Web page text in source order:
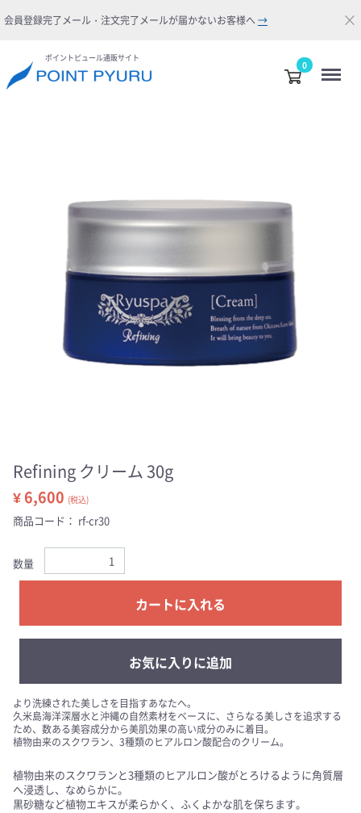
会員登録完了メール・注文完了メールが届かないお客様へ → ×
ポイントピュール通販サイト
0
Refining クリーム 30g
¥ 6,600 (税込)
商品コード： rf-cr30
数量
カートに入れる
お気に入りに追加
より洗練された美しさを目指すあなたへ。
久米島海洋深層水と沖縄の自然素材をベースに、さらなる美しさを追求する
ため、数ある美容成分から美肌効果の高い成分のみに着目。
植物由来のスクワラン、3種類のヒアルロン酸配合のクリーム。
植物由来のスクワランと3種類のヒアルロン酸がとろけるように角質層
へ浸透し、なめらかに。
黒砂糖など植物エキスが柔らかく、ふくよかな肌を保ちます。